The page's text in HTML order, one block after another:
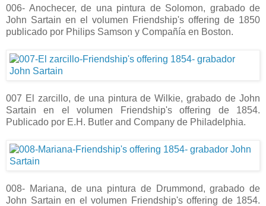
006- Anochecer, de una pintura de Solomon, grabado de
John Sartain en el volumen Friendship's offering de 1850
publicado por Philips Samson y Compañía en Boston.
007 El zarcillo, de una pintura de Wilkie, grabado de John
Sartain en el volumen Friendship's offering de 1854.
Publicado por E.H. Butler and Company de Philadelphia.
008- Mariana, de una pintura de Drummond, grabado de
John Sartain en el volumen Friendship's offering de 1854.